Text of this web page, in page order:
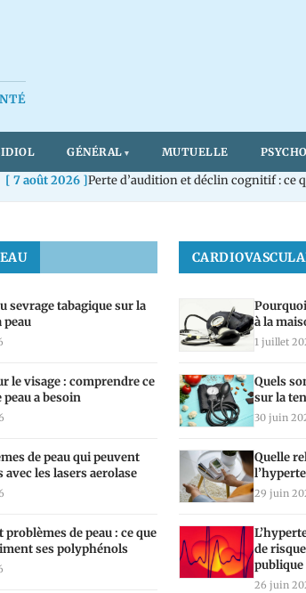
GÉNÉRAL MUTUELLE
[ 7 août 2026 ]Perte d’audition et déclin cognitif : ce
de la Santé
sevrage tabagique sur la
peau
le visage : comprendre ce
a besoin
de peau qui peuvent
avec les lasers aerolase
problèmes de peau : ce que
ses polyphénols
à la
1 juillet
Quels
sur la
30 juin
Quelle
29 juin
de
publique
26 juin